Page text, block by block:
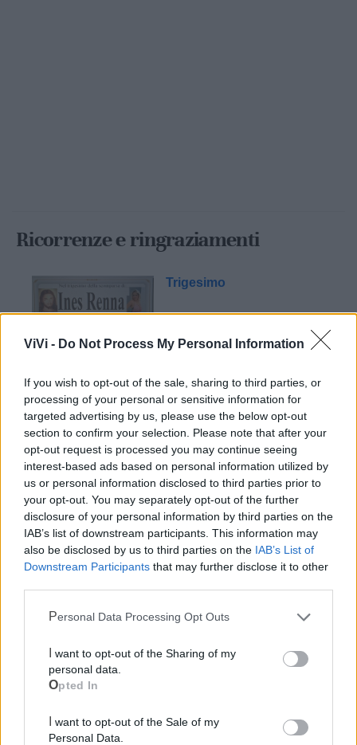
ViVi - Do Not Process My Personal Information
If you wish to opt-out of the sale, sharing to third parties, or
processing of your personal or sensitive information for
targeted advertising by us, please use the below opt-out
section to confirm your selection. Please note that after your
opt-out request is processed you may continue seeing
interest-based ads based on personal information utilized by
us or personal information disclosed to third parties prior to
your opt-out. You may separately opt-out of the further
disclosure of your personal information by third parties on the
IAB’s list of downstream participants. This information may
also be disclosed by us to third parties on the IAB’s List of
Downstream Participants that may further disclose it to other
Personal Data Processing Opt Outs
personal data.
Opted In
Personal Data.
Ricorrenze e ringraziamenti
Trigesimo
Mondo CIA
Cia Agricoltori Italiani | Puglia - Area Due
Scopri tutte le notizie, gli eventi e la Web TV di Cia Puglia - Area